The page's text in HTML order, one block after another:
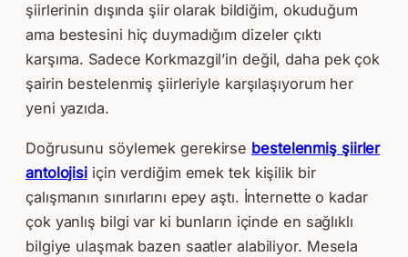
şiirlerinin dışında şiir olarak bildiğim, okuduğum
ama bestesini hiç duymadığım dizeler çıktı
karşıma. Sadece Korkmazgil’in değil, daha pek çok
şairin bestelenmiş şiirleriyle karşılaşıyorum her
yeni yazıda.
Doğrusunu söylemek gerekirse bestelenmiş şiirler
antolojisi için verdiğim emek tek kişilik bir
çalışmanın sınırlarını epey aştı. İnternette o kadar
çok yanlış bilgi var ki bunların içinde en sağlıklı
bilgiye ulaşmak bazen saatler alabiliyor. Mesela